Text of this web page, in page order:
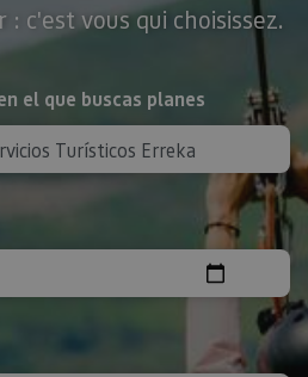
c'est vous qui choisissez.
el que buscas planes